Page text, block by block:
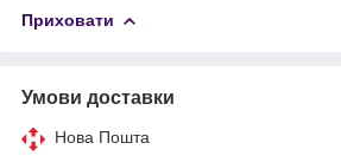
Приховати
Умови доставки
Нова Пошта